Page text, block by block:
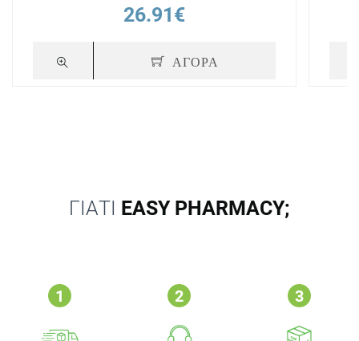
26.91€
ΑΓΟΡΑ
ΓΙΑΤΙ EASY PHARMACY;